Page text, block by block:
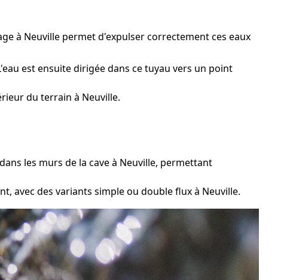
à Neuville permet d'expulser correctement ces eaux
est ensuite dirigée dans ce tuyau vers un point
du terrain à Neuville.
les murs de la cave à Neuville, permettant
avec des variants simple ou double flux à Neuville.